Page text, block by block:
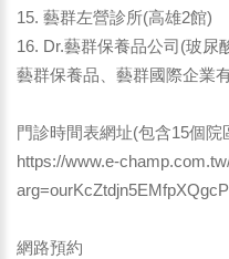
15. 藝群左營診所(高雄2館)
16. Dr.藝群保養品公司(玻尿
藝群保養品、藝群國際企業
門診時間表網址(包含15個院
https://www.e-
網路預約